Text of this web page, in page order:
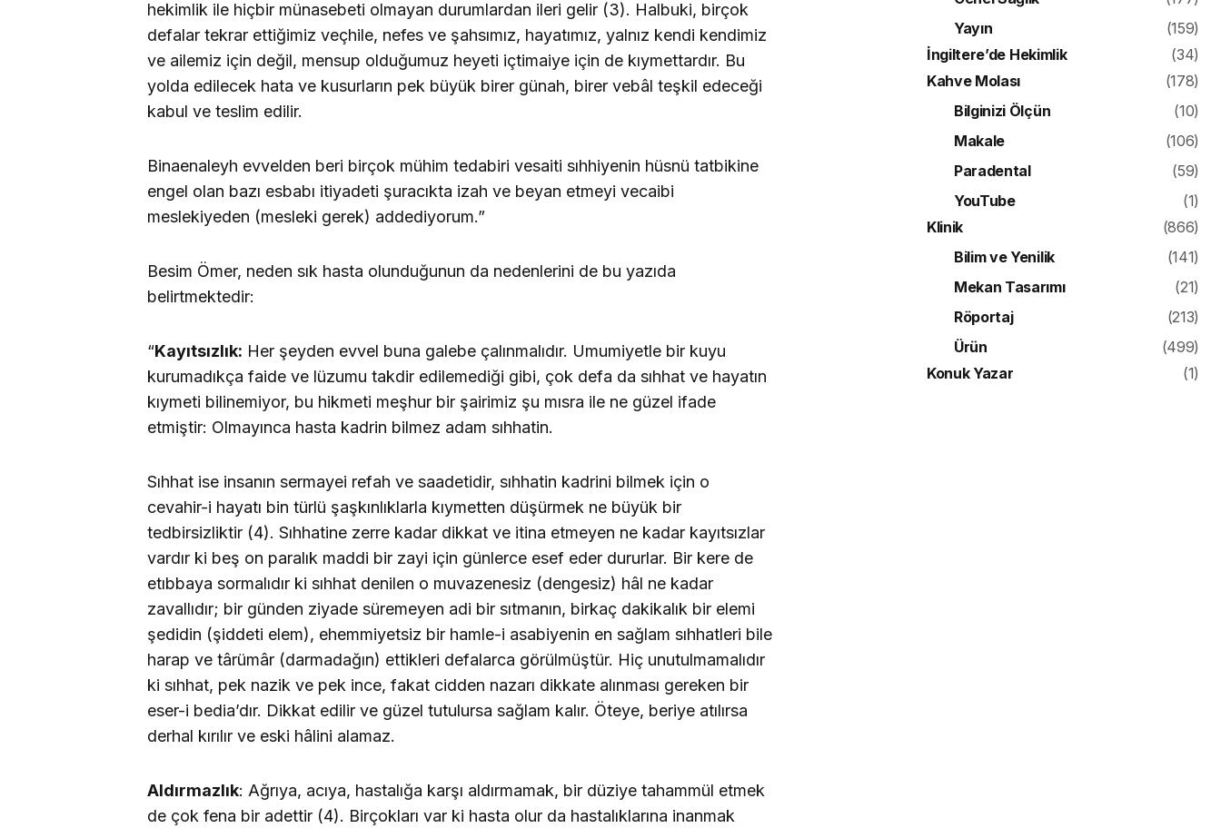
hekimlik ile hiçbir münasebeti olmayan durumlardan ileri gelir (3). Halbuki, birçok
defalar tekrar ettiğimiz veçhile, nefes ve şahsımız, hayatımız, yalnız kendi kendimiz
ve ailemiz için değil, mensup olduğumuz heyeti içtimaiye için de kıymettardır. Bu
yolda edilecek hata ve kusurların pek büyük birer günah, birer vebâl teşkil edeceği
kabul ve teslim edilir.
Binaenaleyh evvelden beri birçok mühim tedabiri vesaiti sıhhiyenin hüsnü tatbikine
engel olan bazı esbabı itiyadeti şuracıkta izah ve beyan etmeyi vecaibi
meslekiyeden (mesleki gerek) addediyorum.”
Besim Ömer, neden sık hasta olunduğunun da nedenlerini de bu yazıda
belirtmektedir:
“Kayıtsızlık: Her şeyden evvel buna galebe çalınmalıdır. Umumiyetle bir kuyu
kurumadıkça faide ve lüzumu takdir edilemediği gibi, çok defa da sıhhat ve hayatın
kıymeti bilinemiyor, bu hikmeti meşhur bir şairimiz şu mısra ile ne güzel ifade
etmiştir: Olmayınca hasta kadrin bilmez adam sıhhatin.
Sıhhat ise insanın sermayei refah ve saadetidir, sıhhatin kadrini bilmek için o
cevahir-i hayatı bin türlü şaşkınlıklarla kıymetten düşürmek ne büyük bir
tedbirsizliktir (4). Sıhhatine zerre kadar dikkat ve itina etmeyen ne kadar kayıtsızlar
vardır ki beş on paralık maddi bir zayi için günlerce esef eder dururlar. Bir kere de
etıbbaya sormalıdır ki sıhhat denilen o muvazenesiz (dengesiz) hâl ne kadar
zavallıdır; bir günden ziyade süremeyen adi bir sıtmanın, birkaç dakikalık bir elemi
şedidin (şiddeti elem), ehemmiyetsiz bir hamle-i asabiyenin en sağlam sıhhatleri bile
harap ve târümâr (darmadağın) ettikleri defalarca görülmüştür. Hiç unutulmamalıdır
ki sıhhat, pek nazik ve pek ince, fakat cidden nazarı dikkate alınması gereken bir
eser-i bedia’dır. Dikkat edilir ve güzel tutulursa sağlam kalır. Öteye, beriye atılırsa
derhal kırılır ve eski hâlini alamaz.
Aldırmazlık: Ağrıya, acıya, hastalığa karşı aldırmamak, bir düziye tahammül etmek
de çok fena bir adettir (4). Birçokları var ki hasta olur da hastalıklarına inanmak
Yayın
(159)
İngiltere’de Hekimlik
(34)
Kahve Molası
(178)
Bilginizi Ölçün
(10)
Makale
(106)
Paradental
(59)
YouTube
(1)
Klinik
(866)
Bilim ve Yenilik
(141)
Mekan Tasarımı
(21)
Röportaj
(213)
Ürün
(499)
Konuk Yazar
(1)